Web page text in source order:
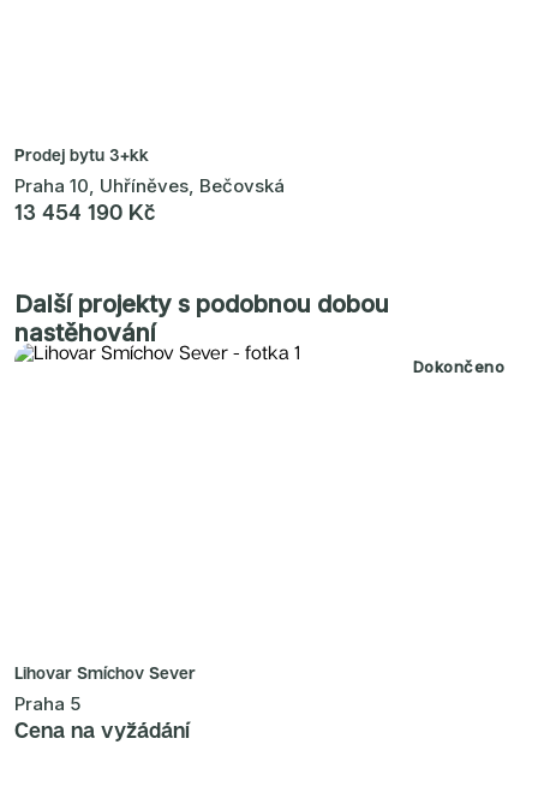
Prodej bytu 3+kk
Praha 10, Uhříněves, Bečovská
13 454 190 Kč
Další projekty s podobnou dobou
nastěhování
Dokončeno
Lihovar Smíchov Sever
Praha 5
Cena na vyžádání